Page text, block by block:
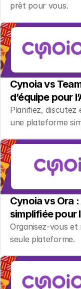
prêt pour vous.
Cynoia vs
d’équipe pour
Planifiez,
une plateforme
Cynoia vs Ora
simplifiée pour
Organisez-vous
seule plateforme.